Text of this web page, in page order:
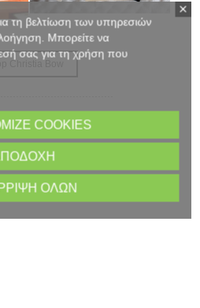
Elvira
τη βελτίωση των υπηρεσιών
Μπορείτε να
σας για τη χρήση που
COOKIES
ΌΛΩΝ